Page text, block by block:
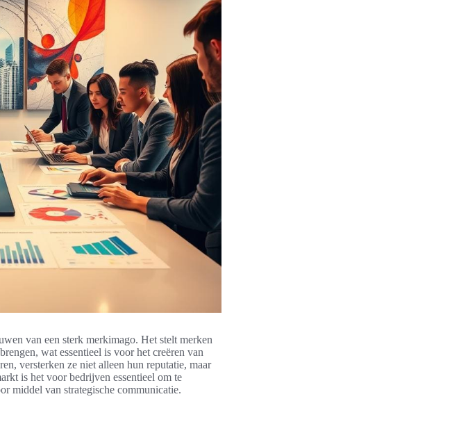
van een sterk merkimago. Het stelt merken
wat essentieel is voor het creëren van
versterken ze niet alleen hun reputatie, maar
is het voor bedrijven essentieel om te
middel van strategische communicatie.